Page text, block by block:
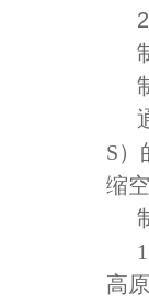
S）
缩
高